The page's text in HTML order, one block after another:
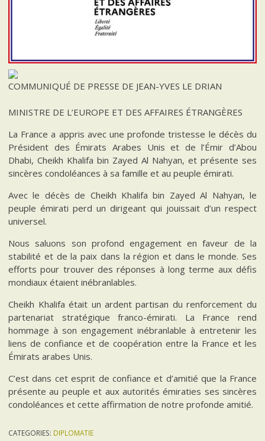
COMMUNIQUÉ DE PRESSE DE JEAN-YVES LE DRIAN
MINISTRE DE L’EUROPE ET DES AFFAIRES ÉTRANGÈRES
La France a appris avec une profonde tristesse le décès du
Président des Émirats Arabes Unis et de l’Émir d’Abou
Dhabi, Cheikh Khalifa bin Zayed Al Nahyan, et présente ses
sincères condoléances à sa famille et au peuple émirati.
Avec le décès de Cheikh Khalifa bin Zayed Al Nahyan, le
peuple émirati perd un dirigeant qui jouissait d’un respect
universel.
Nous saluons son profond engagement en faveur de la
stabilité et de la paix dans la région et dans le monde. Ses
efforts pour trouver des réponses à long terme aux défis
mondiaux étaient inébranlables.
Cheikh Khalifa était un ardent partisan du renforcement du
partenariat stratégique franco-émirati. La France rend
hommage à son engagement inébranlable à entretenir les
liens de confiance et de coopération entre la France et les
Émirats arabes Unis.
C’est dans cet esprit de confiance et d’amitié que la France
présente au peuple et aux autorités émiraties ses sincères
condoléances et cette affirmation de notre profonde amitié.
CATEGORIES: DIPLOMATIE